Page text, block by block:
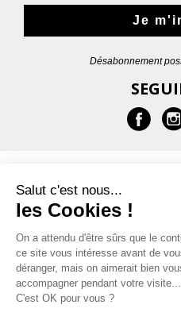
Je
Désabonnement
AYUDA
CONTACTOS
Salut c'est nous...
les Cookies !
On a attendu d'être sûrs que le
ce site vous intéresse avant de
déranger, mais on aimerait bien
accompagner pendant votre visite...
C'est OK pour vous ?